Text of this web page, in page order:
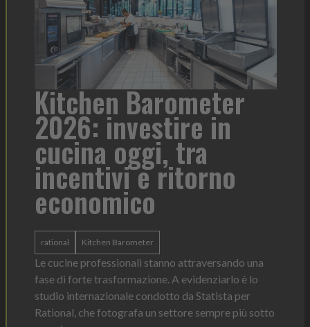
una
più sotto
Heinz Mayonnaise: un
formato per ogni
contesto di servizio
Heinz Mayonnaise Heinz
La novità di quest'anno è la Chef Bottle 1L:
ergonomica, con perfetta visibilità sul contenuto e
dosaggio sempre sotto controllo
Leggi l'articolo